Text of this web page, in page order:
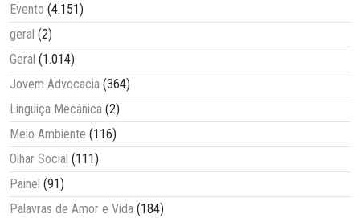
Evento (4.151)
geral (2)
Geral (1.014)
Jovem Advocacia (364)
Linguiça Mecânica (2)
Meio Ambiente (116)
Olhar Social (111)
Painel (91)
Palavras de Amor e Vida (184)